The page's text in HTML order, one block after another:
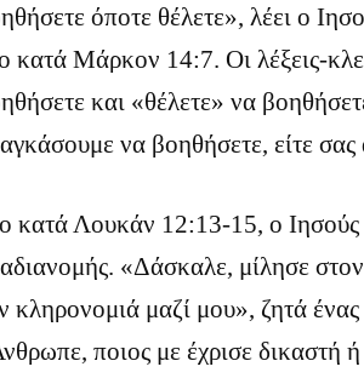
όποτε θέλετε», λέει ο
κατά Μάρκον 14:7. Οι λέξεις-
και «θέλετε» να
να βοηθήσετε, είτε σας
κατά Λουκάν 12:13-15, ο Ιησούς
«Δάσκαλε, μίλησε
κληρονομιά μαζί μου», ζητά
ποιος με έχρισε δικαστή